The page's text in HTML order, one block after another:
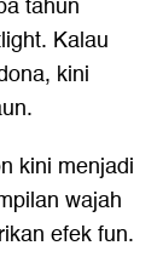
tahun
Kalau
kini
kini menjadi
wajah
efek fun.